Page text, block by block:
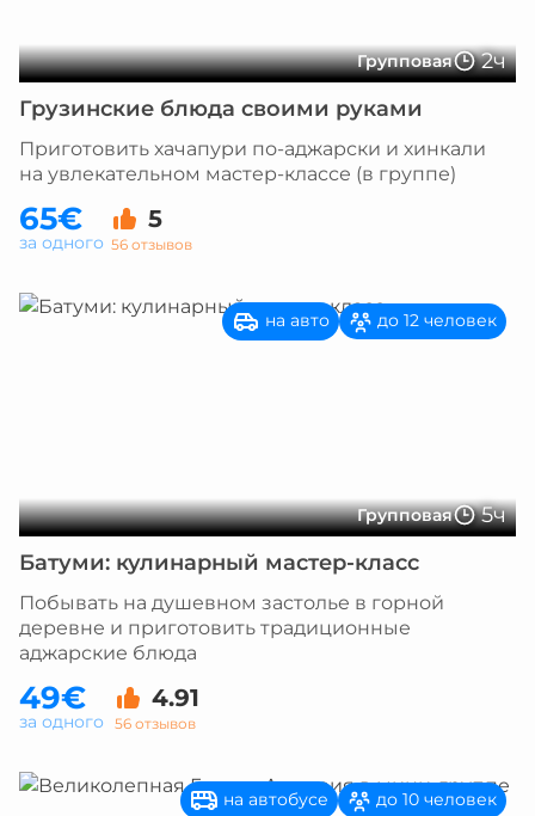
Групповая
2ч
Грузинские блюда своими руками
Приготовить хачапури по-аджарски и хинкали
на увлекательном мастер-классе (в группе)
65€ 5
56 отзывов
за одного
Групповая 5ч
на авто до 12 человек
Батуми: кулинарный мастер-класс
Побывать на душевном застолье в горной
деревне и приготовить традиционные
аджарские блюда
49€ 4.91
56 отзывов
за одного
на автобусе до 10 человек